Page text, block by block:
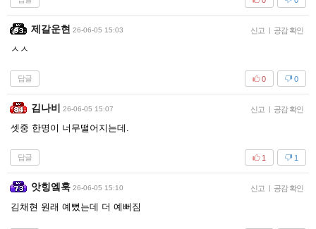
제갈운현 26-06-05 15:03 신고 공감 확인
ㅅㅅ
답글 0
0
김나비 26-06-05 15:07 신고 공감 확인
셋중 한명이 너무떨어지는데.
답글 1
1
앗힝엨훅 26-06-05 15:10 신고 공감 확인
김채현 원래 예뻤는데 더 예뻐짐